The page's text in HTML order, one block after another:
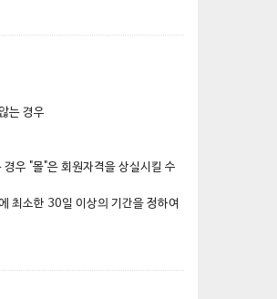
는 경우
우 "몰"은 회원자격을 상실시킬 수
최소한 30일 이상의 기간을 정하여